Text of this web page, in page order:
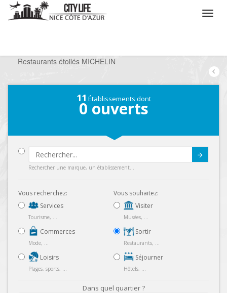
Restaurants étoilés MICHELIN
11 Établissements dont
0 ouverts
Rechercher une marque, un établissement...
Vous recherchez:
Services
Tourisme, ...
Commerces
Mode, ...
Loisirs
Plages, sports, ...
Vous souhaitez:
Visiter
Musées, ...
Sortir
Restaurants, ...
Séjourner
Hôtels, ...
Dans quel quartier ?